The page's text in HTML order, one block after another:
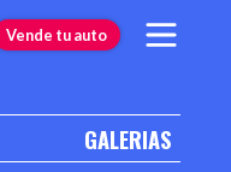
Vende tu auto
GALERIAS